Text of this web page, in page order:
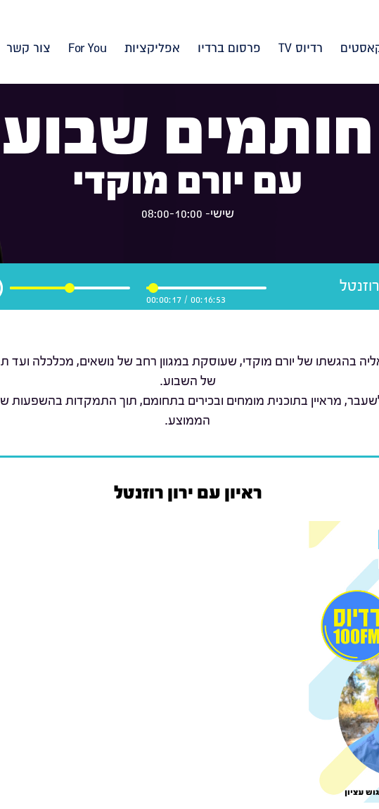
רדיוס TV פרסום ברדיו אפליקציות For You צור קשר
חותמים שבוע
עם יורם מוקדי
שישי- 08:00-10:00
00:16:53
/
00:00:18
בהגשתו של יורם מוקדי, שעוסקת במגוון רחב של נושאים, מכלכלה ועד
של השבוע.
מראיין בתוכנית מומחים ובכירים בתחומם, תוך התמקדות בהשפעות
הממוצע.
ראיון עם ירון רוזנטל